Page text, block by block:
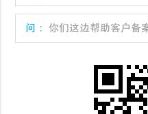
问： 你们这边帮助客户备